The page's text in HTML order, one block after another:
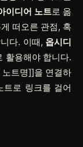
이디어 노트로 옮
떠오른 관점, 혹
다. 이때, 옵시디
활용해야 합니다.
노트명]]을 연결하
트로 링크를 걸어